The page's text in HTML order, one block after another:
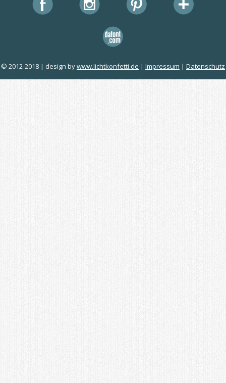
© 2012-2018 | design bywww.lichtkonfetti.de | Impressum | Datenschutz